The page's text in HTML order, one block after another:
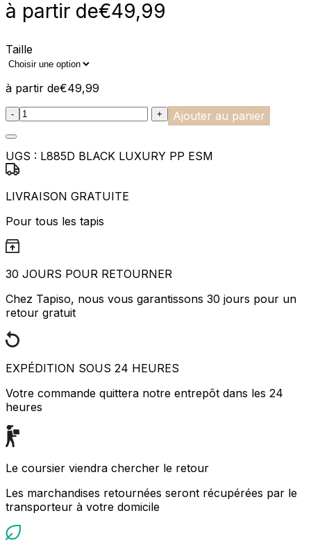
à partir de€49,99
Taille
à partir de€49,99
:product_name quantity
- + Ajouter au panier
UGS : L885D BLACK LUXURY PP ESM
LIVRAISON GRATUITE
Pour tous les tapis
30 JOURS POUR RETOURNER
Chez Tapiso, nous vous garantissons 30 jours pour un
retour gratuit
EXPÉDITION SOUS 24 HEURES
Votre commande quittera notre entrepôt dans les 24
heures
Le coursier viendra chercher le retour
Les marchandises retournées seront récupérées par le
transporteur à votre domicile